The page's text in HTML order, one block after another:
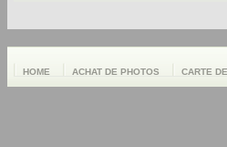
HOME ACHAT DE PHOTOS CARTE